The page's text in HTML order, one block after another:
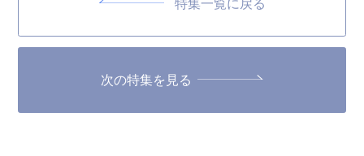
特集一覧に戻る
次の特集を見る